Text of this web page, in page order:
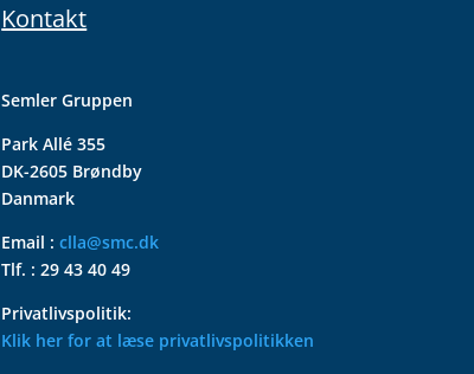
Kontakt
Semler Gruppen
Park Allé 355
DK-2605 Brøndby
Danmark
Email :clla@smc.dk
Tlf. : 29 43 40 49
Privatlivspolitik:
Klik her for at læse privatlivspolitikken